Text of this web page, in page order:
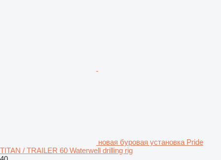
новая буровая установка Pride
TITAN / TRAILER 60 Waterwell drilling rig